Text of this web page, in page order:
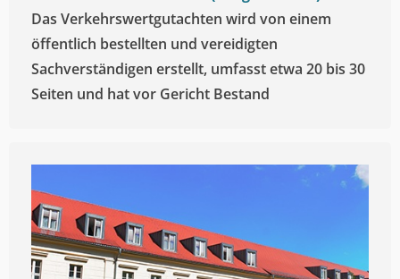
Das Verkehrswertgutachten wird von einem
öffentlich bestellten und vereidigten
Sachverständigen erstellt, umfasst etwa 20 bis 30
Seiten und hat vor Gericht Bestand